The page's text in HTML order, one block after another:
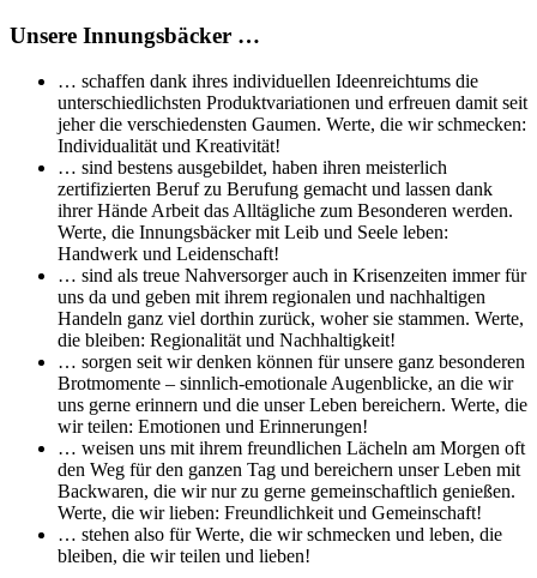
Unsere Innungsbäcker …
… schaffen dank ihres individuellen Ideenreichtums die
unterschiedlichsten Produktvariationen und erfreuen damit seit
jeher die verschiedensten Gaumen. Werte, die wir schmecken:
Individualität und Kreativität!
… sind bestens ausgebildet, haben ihren meisterlich
zertifizierten Beruf zu Berufung gemacht und lassen dank
ihrer Hände Arbeit das Alltägliche zum Besonderen werden.
Werte, die Innungsbäcker mit Leib und Seele leben:
Handwerk und Leidenschaft!
… sind als treue Nahversorger auch in Krisenzeiten immer für
uns da und geben mit ihrem regionalen und nachhaltigen
Handeln ganz viel dorthin zurück, woher sie stammen. Werte,
die bleiben: Regionalität und Nachhaltigkeit!
… sorgen seit wir denken können für unsere ganz besonderen
Brotmomente – sinnlich-emotionale Augenblicke, an die wir
uns gerne erinnern und die unser Leben bereichern. Werte, die
wir teilen: Emotionen und Erinnerungen!
… weisen uns mit ihrem freundlichen Lächeln am Morgen oft
den Weg für den ganzen Tag und bereichern unser Leben mit
Backwaren, die wir nur zu gerne gemeinschaftlich genießen.
Werte, die wir lieben: Freundlichkeit und Gemeinschaft!
… stehen also für Werte, die wir schmecken und leben, die
bleiben, die wir teilen und lieben!